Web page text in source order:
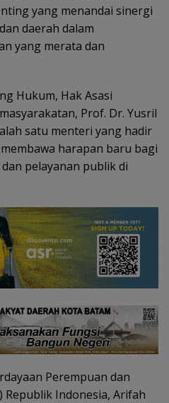
yang menandai sinergi
daerah dalam
yang merata dan
Hukum, Hak Asasi
Prof. Dr. Yusril
satu menteri yang hadir
harapan baru bagi
pelayanan publik di
Perempuan dan
Republik Indonesia, Arifah